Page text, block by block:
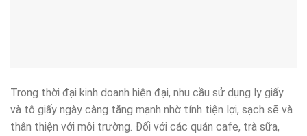
Trong thời đại kinh doanh hiện đại, nhu cầu sử dụng ly giấy
và tô giấy ngày càng tăng mạnh nhờ tính tiện lợi, sạch sẽ và
thân thiện với môi trường. Đối với các quán cafe, trà sữa,